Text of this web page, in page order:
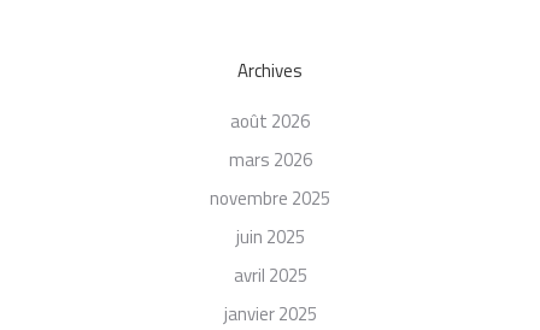
Archives
août 2026
mars 2026
novembre 2025
juin 2025
avril 2025
janvier 2025